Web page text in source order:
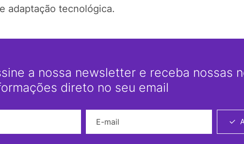
adaptação tecnológica.
a nossa newsletter e receba nossas
direto no seu email